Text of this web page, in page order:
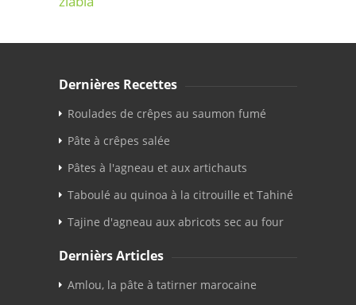
Dernières Recettes
Roulades de crêpes au saumon fumé
Pâte à crêpes salée
Pâtes à l'agneau et aux artichauts
Taboulé au quinoa à la citrouille et Tahiné
Tajine d'agneau aux abricots sec au four
Dernièrs Articles
Amlou, la pâte à tatirner marocaine